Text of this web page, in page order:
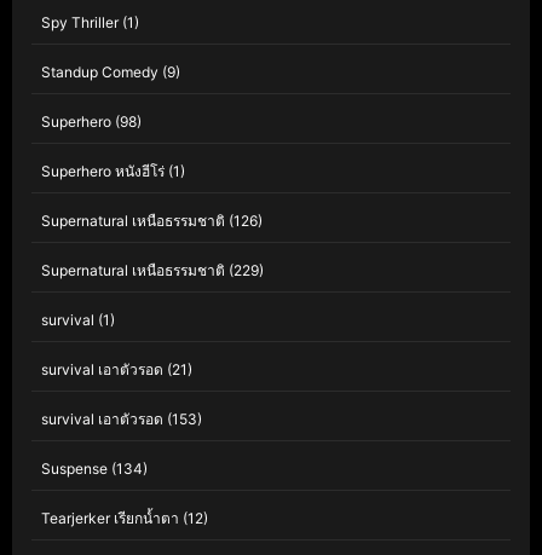
Spy Thriller(1)
Standup Comedy (9)
Superhero (98)
Superhero หนังฮีโร่ (1)
Supernatural เหนือธรรมชาติ (126)
Supernatural เหนือธรรมชาติ (229)
survival (1)
survival เอาตัวรอด (21)
survival เอาตัวรอด (153)
Suspense (134)
Tearjerker เรียกน้ำตา (12)